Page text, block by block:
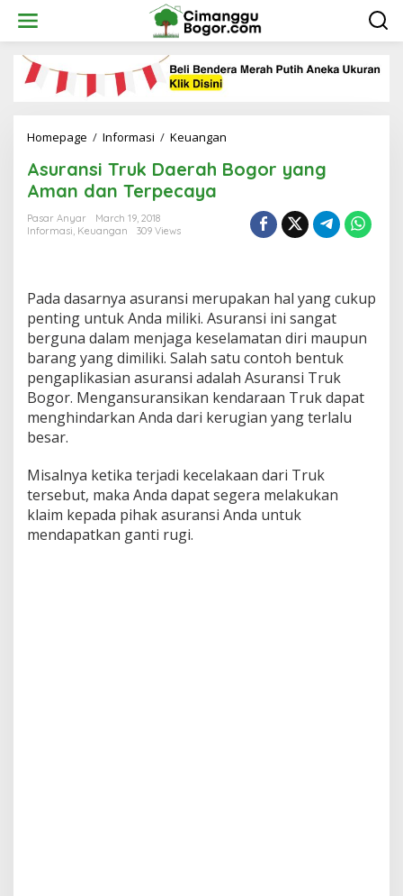
content
Homepage / Informasi / Keuangan
Daerah
Bogor
Aman
Asuransi Truk Daerah Bogor yang
Aman dan Terpecaya
Pasar Anyar
March 19, 2018
Informasi Keuangan 309 Views
Pada dasarnya asuransi merupakan hal yang cukup
penting untuk Anda miliki. Asuransi ini sangat
berguna dalam menjaga keselamatan diri maupun
barang yang dimiliki. Salah satu contoh bentuk
pengaplikasian asuransi adalah Asuransi Truk
Bogor. Mengansuransikan kendaraan Truk dapat
menghindarkan Anda dari kerugian yang terlalu
besar.
Misalnya ketika terjadi kecelakaan dari Truk
tersebut, maka Anda dapat segera melakukan
klaim kepada pihak asuransi Anda untuk
mendapatkan ganti rugi.